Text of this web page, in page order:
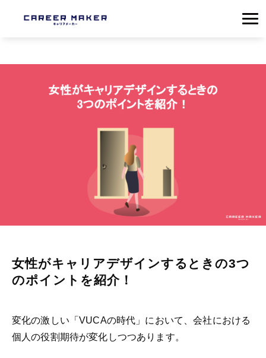
女性がキャリアデザインするときの3つ
のポイントを紹介！
変化の激しい「VUCAの時代」において、会社における
個人の役割期待が変化しつつあります。